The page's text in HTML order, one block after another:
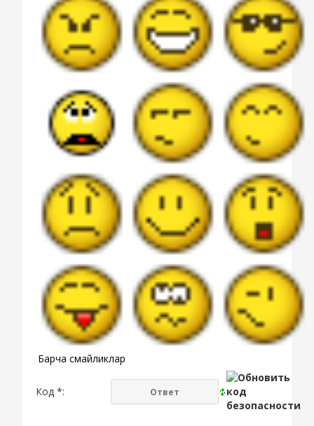
Барча смайликлар
Код *: